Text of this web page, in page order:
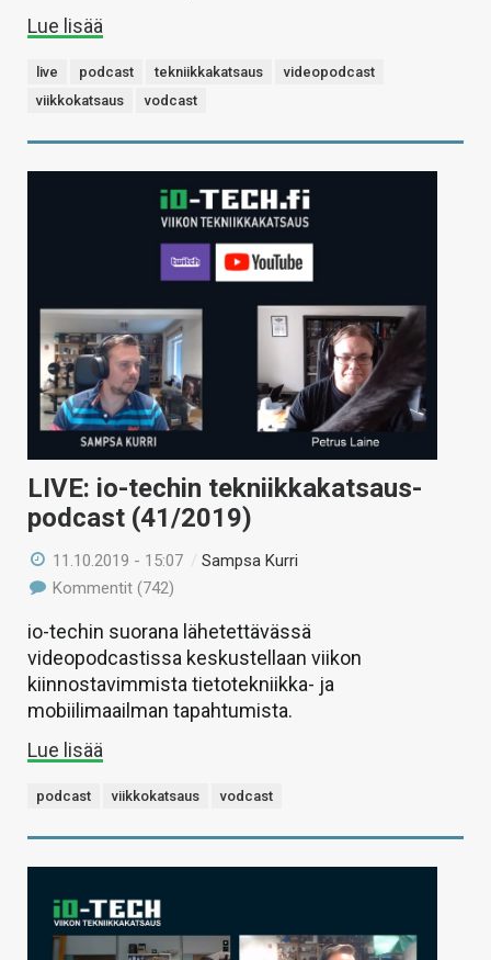
Lue lisää
live podcast tekniikkakatsaus
videopodcast
viikkokatsaus
vodcast
LIVE: io-techin tekniikkakatsaus-
podcast (41/2019)
11.10.2019 - 15:07 /Sampsa Kurri
Kommentit (742)
io-techin suorana lähetettävässä
videopodcastissa keskustellaan viikon
kiinnostavimmista tietotekniikka- ja
mobiilimaailman tapahtumista.
Lue lisää
podcast viikkokatsaus vodcast